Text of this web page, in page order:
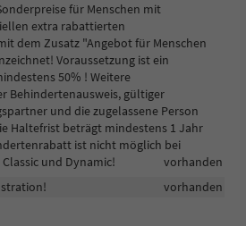
für Menschen mit
extra rabattierten
dem Zusatz "Angebot für Menschen
Voraussetzung ist ein
50% ! Weitere
Behindertenausweis, gültiger
und die zugelassene Person
Haltefrist beträgt mindestens 1 Jahr
ist nicht möglich bei
und Dynamic!
vorhanden
vorhanden